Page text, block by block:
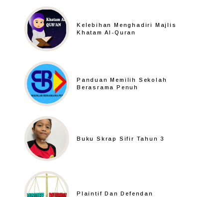
Kelebihan Menghadiri Majlis
Khatam Al-Quran
Panduan Memilih Sekolah
Berasrama Penuh
Buku Skrap Sifir Tahun 3
Plaintif Dan Defendan